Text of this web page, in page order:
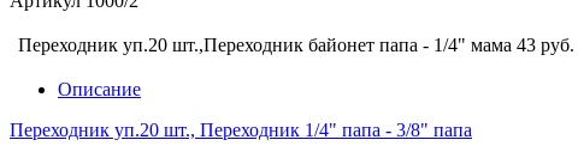
Переходник уп.20 шт.,Переходник байонет папа - 1/4" мама 43 руб.
Описание
Переходник уп.20 шт., Переходник 1/4" папа - 3/8" папа